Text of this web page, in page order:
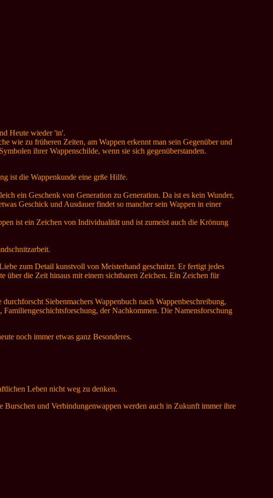
Heute wieder 'in'.
wie zu früheren Zeiten, am Wappen erkennt man sein Gegenüber und
ihrer Wappenschilde, wenn sie sich gegenüberstanden.
ist die Wappenkunde eine grße Hilfe.
ein Geschenk von Generation zu Generation. Da ist es kein Wunder,
Geschick und Ausdauer findet so mancher sein Wappen in einer
ist ein Zeichen von Individualität und ist zumeist auch die Krönung
zum Detail kunstvoll von Meisterhand geschnitzt. Er fertigt jedes
über die Zeit hinaus mit einem sichtbaren Zeichen. Ein Zeichen für
Siebenmachers Wappenbuch nach Wappenbeschreibung,
der Nachkommen. Die Namensforschung
noch immer etwas ganz Besonderes.
Leben nicht weg zu denken.
und Verbindungenwappen werden auch in Zukunft immer ihre